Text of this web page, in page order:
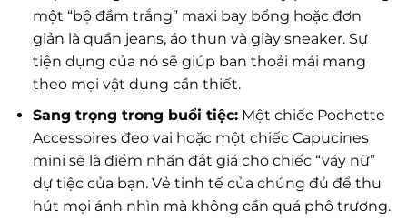
một “bộ đầm trắng” maxi bay bổng hoặc đơn
giản là quần jeans, áo thun và giày sneaker. Sự
tiện dụng của nó sẽ giúp bạn thoải mái mang
theo mọi vật dụng cần thiết.
Sang trọng trong buổi tiệc:Một chiếc Pochette
Accessoires đeo vai hoặc một chiếc Capucines
mini sẽ là điểm nhấn đắt giá cho chiếc “váy nữ”
dự tiệc của bạn. Vẻ tinh tế của chúng đủ để thu
hút mọi ánh nhìn mà không cần quá phô trương.